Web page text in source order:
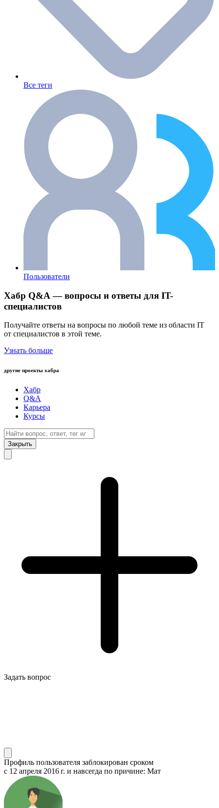
Все теги
Пользователи
Хабр Q&A — вопросы и ответы для IT-
специалистов
Получайте ответы на вопросы по любой теме из области IT
от специалистов в этой теме.
Узнать больше
другие проекты хабра
Хабр
Q&A
Карьера
Курсы
Закрыть
Задать вопрос
Профиль пользователя заблокирован сроком
с 12 апреля 2016 г. и навсегда по причине: Мат